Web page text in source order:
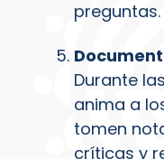
preguntas.
Durante
anima a
tomen
críticas y